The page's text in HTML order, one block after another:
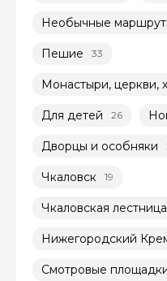
Необычные
Пешие 33
Монастыри, церкви,
Для детей 26
Дворцы и особняки
Чкаловск 19
Чкаловская лестница
Нижегородский
Смотровые